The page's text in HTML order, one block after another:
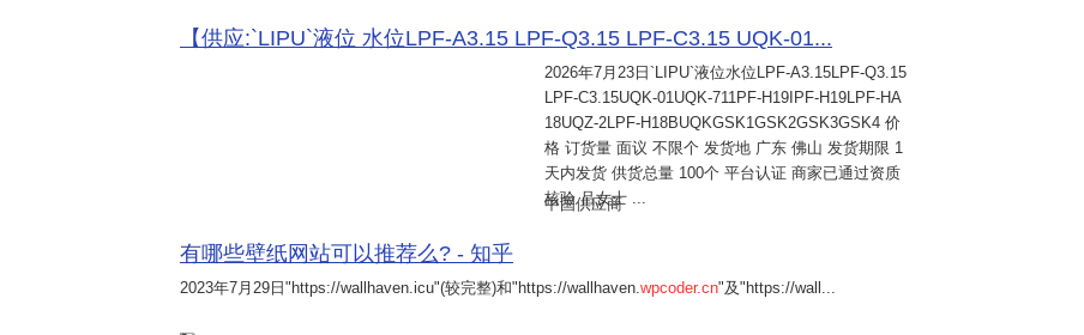
【供应:`LIPU`液位 水位LPF-A3.15 LPF-Q3.15 LPF-C3.15 UQK-01...
2026年7月23日 `LIPU`液位水位LPF-A3.15LPF-Q3.15
LPF-C3.15UQK-01UQK-711PF-H19IPF-H19LPF-HA
18UQZ-2LPF-H18BUQKGSK1GSK2GSK3GSK4 价
格 订货量 面议 不限个 发货地 广东 佛山 发货期限 1
天内发货 供货总量 100个 平台认证 商家已通过资质
核验 吕女士 ...
中国供应商
有哪些壁纸网站可以推荐么? - 知乎
2023年7月29日 "https://wallhaven.icu"(较完整)和"https://wallhaven.wpcoder.cn"及"https://wall...